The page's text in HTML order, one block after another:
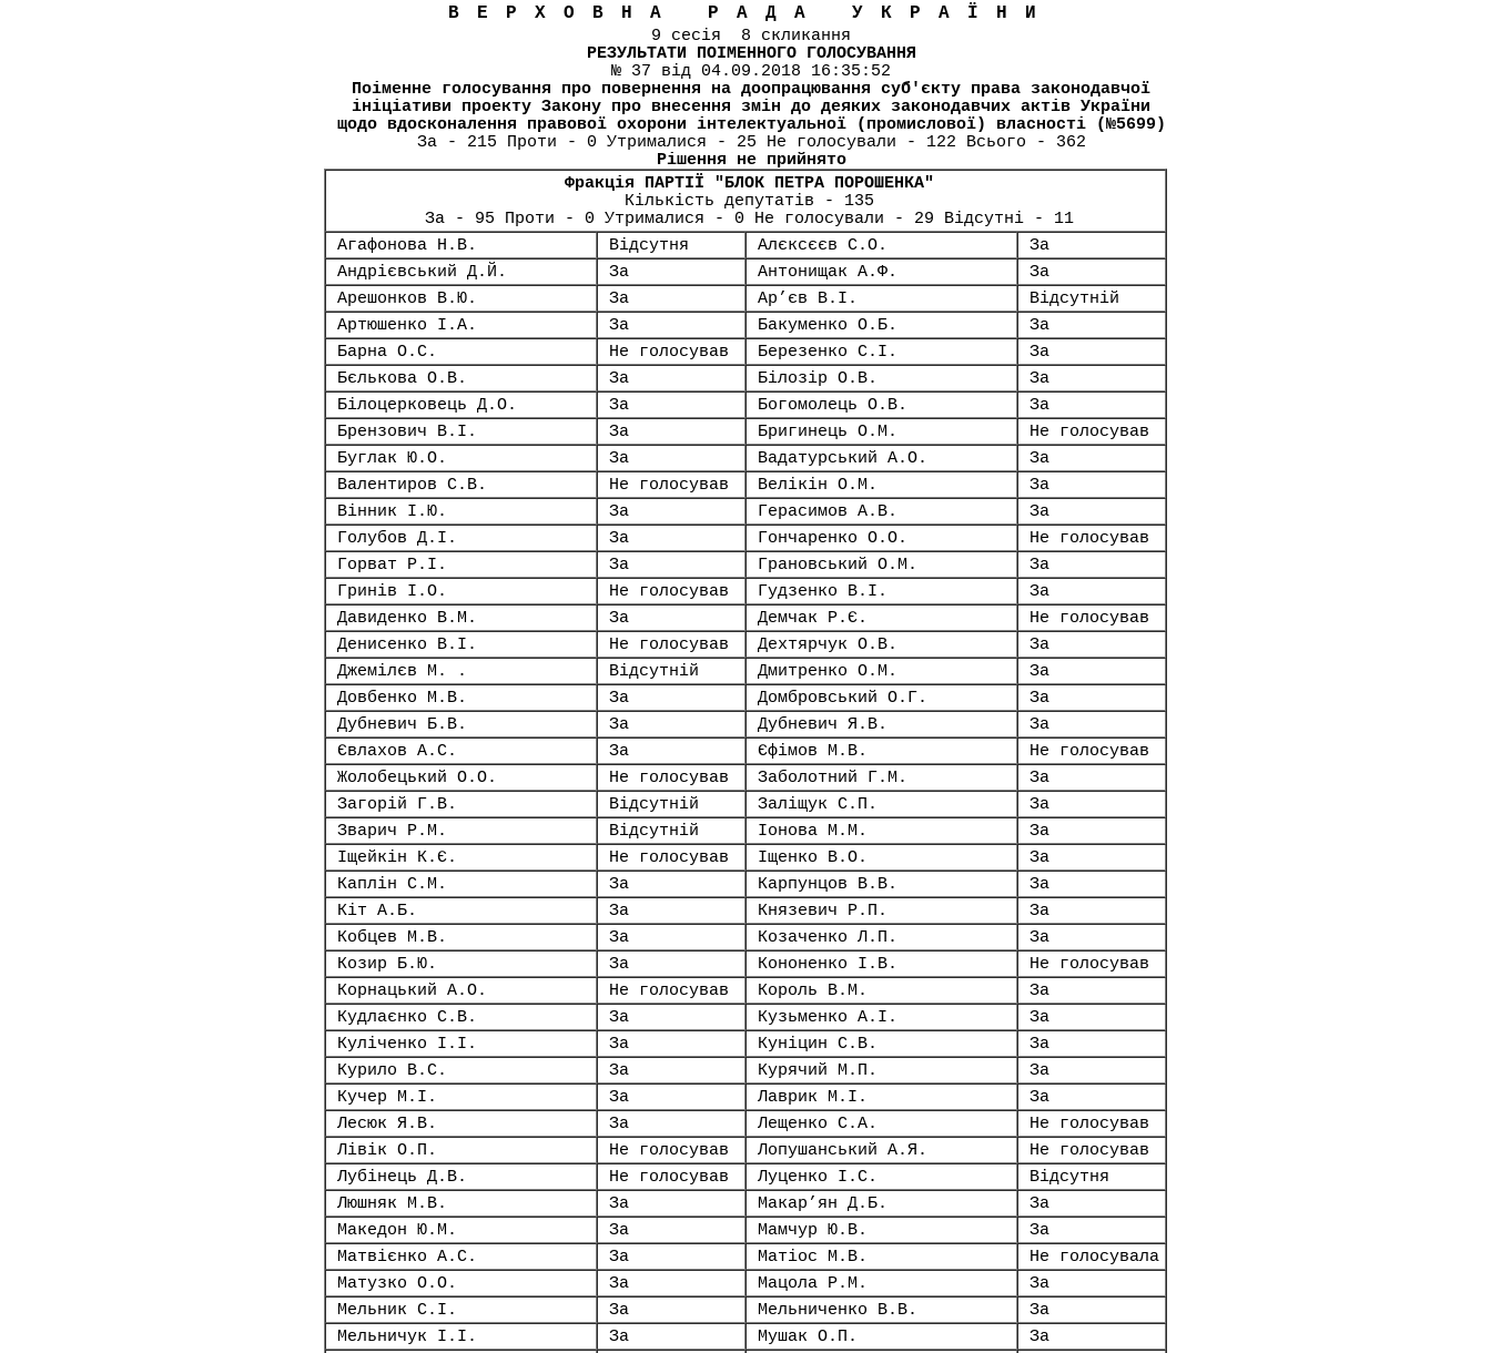
ВЕРХОВНА РАДА УКРАЇНИ
9 сесія 8 скликання
РЕЗУЛЬТАТИ ПОІМЕННОГО ГОЛОСУВАННЯ
№ 37 від 04.09.2018 16:35:52
Поіменне голосування про повернення на доопрацювання суб'єкту права законодавчої
ініціативи проекту Закону про внесення змін до деяких законодавчих актів України
щодо вдосконалення правової охорони інтелектуальної (промислової) власності (№5699)
За - 215 Проти - 0 Утрималися - 25 Не голосували - 122 Всього - 362
Рішення не прийнято
Фракція ПАРТІЇ "БЛОК ПЕТРА ПОРОШЕНКА"
Кількість депутатів - 135
За - 95 Проти - 0 Утрималися - 0 Не голосували - 29 Відсутні - 11
Агафонова Н.В.
Відсутня Алєксєєв С.О.
За
Андрієвський Д.Й.
За Антонищак А.Ф.
За
Арешонков В.Ю.
За Ар’єв В.І.
Відсутній
Артюшенко І.А.
За Бакуменко О.Б.
За
Барна О.С.
Не голосував Березенко С.І.
За
Бєлькова О.В.
За Білозір О.В.
За
Білоцерковець Д.О.
За Богомолець О.В.
За
Брензович В.І.
За Бригинець О.М.
Не голосував
Буглак Ю.О.
За Вадатурський А.О.
За
Валентиров С.В.
Не голосував Велікін О.М.
За
Вінник І.Ю.
За Герасимов А.В.
За
Голубов Д.І.
За Гончаренко О.О.
Не голосував
Горват Р.І.
За Грановський О.М.
За
Гринів І.О.
Не голосував Гудзенко В.І.
За
Давиденко В.М.
За Демчак Р.Є.
Не голосував
Денисенко В.І.
Не голосував Дехтярчук О.В.
За
Джемілєв М. .
Відсутній Дмитренко О.М.
За
Довбенко М.В.
За Домбровський О.Г.
За
Дубневич Б.В.
За Дубневич Я.В.
За
Євлахов А.С.
За Єфімов М.В.
Не голосував
Жолобецький О.О.
Не голосував Заболотний Г.М.
За
Загорій Г.В.
Відсутній Заліщук С.П.
За
Зварич Р.М.
Відсутній Іонова М.М.
За
Іщейкін К.Є.
Не голосував Іщенко В.О.
За
Каплін С.М.
За Карпунцов В.В.
За
Кіт А.Б.
За Князевич Р.П.
За
Кобцев М.В.
За Козаченко Л.П.
За
Козир Б.Ю.
За Кононенко І.В.
Не голосував
Корнацький А.О.
Не голосував Король В.М.
За
Кудлаєнко С.В.
За Кузьменко А.І.
За
Куліченко І.І.
За Куніцин С.В.
За
Курило В.С.
За Курячий М.П.
За
Кучер М.І.
За Лаврик М.І.
За
Лесюк Я.В.
За Лещенко С.А.
Не голосував
Лівік О.П.
Не голосував Лопушанський А.Я.
Не голосував
Лубінець Д.В.
Не голосував Луценко І.С.
Відсутня
Люшняк М.В.
За Макар’ян Д.Б.
За
Македон Ю.М.
За Мамчур Ю.В.
За
Матвієнко А.С.
За Матіос М.В.
Не голосувала
Матузко О.О.
За Мацола Р.М.
За
Мельник С.І.
За Мельниченко В.В.
За
Мельничук І.І.
За Мушак О.П.
За